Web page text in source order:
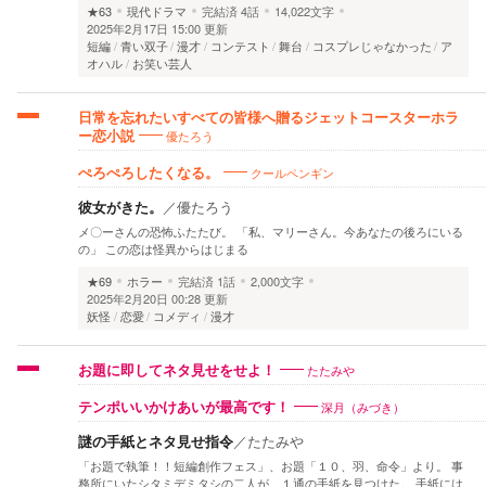
★63
現代ドラマ 完結済4話
14,022文字
2025年2月17日 15:00 更新
短編 青い双子 漫才 コンテスト 舞台 コスプレじゃなかった
ア
オハル
お笑い芸人
日常を忘れたいすべての皆様へ贈るジェットコースターホラ
ー恋小説
優たろう
ぺろぺろしたくなる。 クールペンギン
彼女がきた。 ／優たろう
メ〇ーさんの恐怖ふたたび。 「私、マリーさん。今あなたの後ろにいる
の」 この恋は怪異からはじまる
★69
ホラー 完結済 1話
2,000文字
2025年2月20日 00:28 更新
妖怪 恋愛 コメディ 漫才
お題に即してネタ見せをせよ！ たたみや
テンポいいかけあいが最高です！ 深月（みづき）
謎の手紙とネタ見せ指令／たたみや
「お題で執筆！！短編創作フェス」、お題「１０、羽、命令」より。 事
務所にいたシタミデミタシの二人が、１通の手紙を見つけた。 手紙には